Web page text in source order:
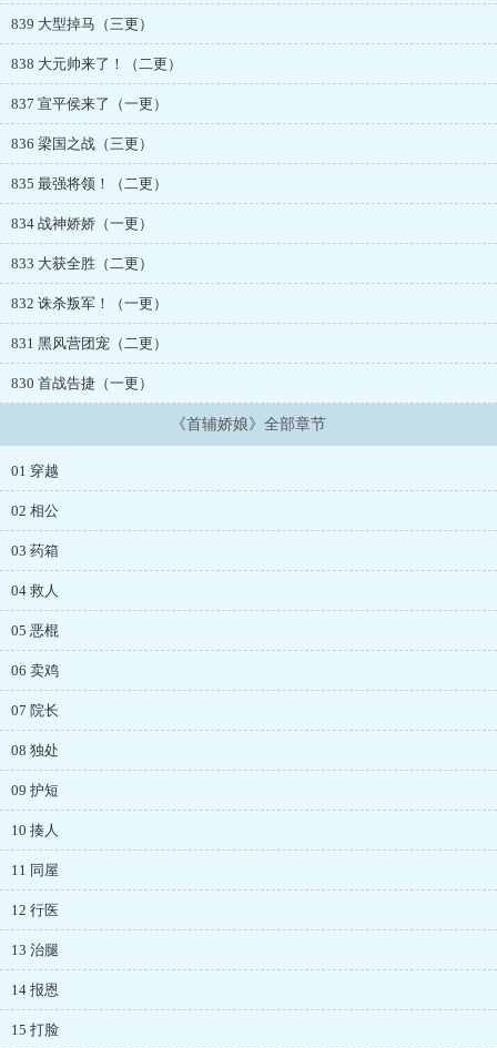
839 大型掉马（三更）
838 大元帅来了！（二更）
837 宣平侯来了（一更）
836 梁国之战（三更）
835 最强将领！（二更）
834 战神娇娇（一更）
833 大获全胜（二更）
832 诛杀叛军！（一更）
831 黑风营团宠（二更）
830 首战告捷（一更）
《首辅娇娘》全部章节
01 穿越
02 相公
03 药箱
04 救人
05 恶棍
06 卖鸡
07 院长
08 独处
09 护短
10 揍人
11 同屋
12 行医
13 治腿
14 报恩
15 打脸